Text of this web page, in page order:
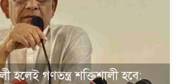
হলেই গণতন্ত্র শক্তিশালী হবে: